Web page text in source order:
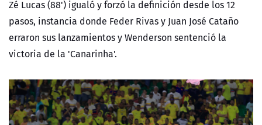
Zé Lucas (88') igualó y forzó la definición desde los 12
pasos, instancia donde Feder Rivas y Juan José Cataño
erraron sus lanzamientos y Wenderson sentenció la
victoria de la 'Canarinha'.